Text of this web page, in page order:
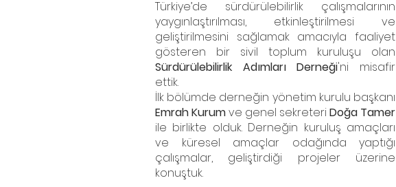
Türkiye’de sürdürülebilirlik çalışmalarının
yaygınlaştırılması, etkinleştirilmesi ve
geliştirilmesini sağlamak amacıyla faaliyet
Sürdürülebilirlik Adımları Derneği'ni misafir
ettik.
Emrah Kurum ve genel sekreteri Doğa Tamer
ile birlikte olduk. Derneğin kuruluş amaçları
ve küresel amaçlar odağında yaptığı
çalışmalar, geliştirdiği projeler üzerine
konuştuk.